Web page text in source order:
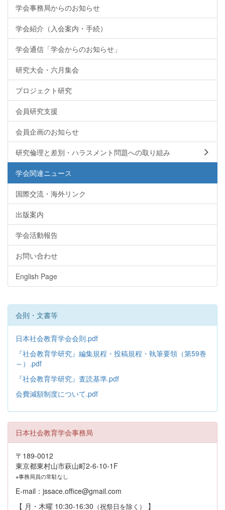
学会事務局からのお知らせ
学会紹介（入会案内・手続）
学会通信「学会からのお知らせ」
研究大会・六月集会
プロジェクト研究
会員研究支援
会員企画のお知らせ
研究倫理と差別・ハラスメント問題への取り組み
学会関連ニュース
国際交流・海外リンク
出版案内
学会活動報告
お問い合わせ
English Page
会則・文書等
日本社会教育学会会則.pdf
『社会教育学研究』編集規程・投稿規程・執筆要領（第59巻
～）.pdf
『社会教育学研究』査読基準.pdf
会費減額制度について.pdf
日本社会教育学会事務局
〒189-0012
東京都東村山市萩山町2-6-10-1F
※事務局員の常駐なし
E-mail：jssace.office@gmail.com
【 月・木曜 10:30-16:30 （祝祭日を除く） 】